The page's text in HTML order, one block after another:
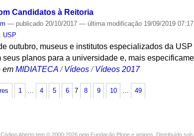
Candidatos à Reitoria
— publicado 20/10/2017— última modificação 19/09/2019
, USP
outubro, museus e institutos especializados da
seus planos para a universidade e, mais
em MIDIATECA /Vídeos /Vídeos 2017
1 4 5 6 7 8 9 10 49
Aberto tem © 2000-2026 pela Fundação Plone e amigos. Distribuído sob